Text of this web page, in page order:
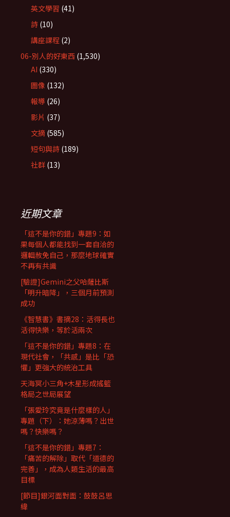
英文學習 (41)
詩 (10)
講座課程 (2)
06-別人的好東西 (1,530)
AI (330)
圖像 (132)
報導 (26)
影片 (37)
文摘 (585)
短句與詩 (189)
社群 (13)
近期文章
「這不是你的錯」專題9：如
果每個人都能找到一套自洽的
邏輯赦免自己，那麼地球確實
不再有共識
[驗證]Gemini之父哈薩比斯
「明升暗降」，三個月前預測
成功
《智慧書》書摘28：活得長也
活得快樂，等於活兩次
「這不是你的錯」專題8：在
現代社會，「共感」是比「恐
懼」更強大的統治工具
天海冥小三角+木星形成搖籃
格局之世局展望
「張愛玲究竟是什麼樣的人」
專題（下）：她涼薄嗎？出世
嗎？快樂嗎？
「這不是你的錯」專題7：
「痛苦的解除」取代「道德的
完善」，成為人類生活的最高
目標
[節目]銀河面對面：鼓鼓呂思
緯